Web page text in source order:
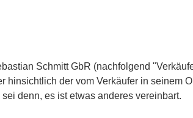
Schmitt GbR (nachfolgend
hinsichtlich der vom Verkäufer in seinem
denn, es ist etwas anderes vereinbart.